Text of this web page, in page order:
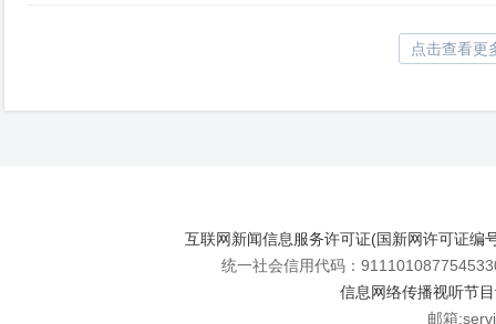
点击查看更
互联网新闻信息服务许可证(国新网许可证编
统一社会信用代码：
信息网络传播视听节
邮箱